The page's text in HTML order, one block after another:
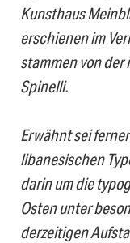
Kunsthaus
erschienen im
stammen von
Spinelli.
Erwähnt sei
libanesischen
darin um die
Osten unter
derzeitigen